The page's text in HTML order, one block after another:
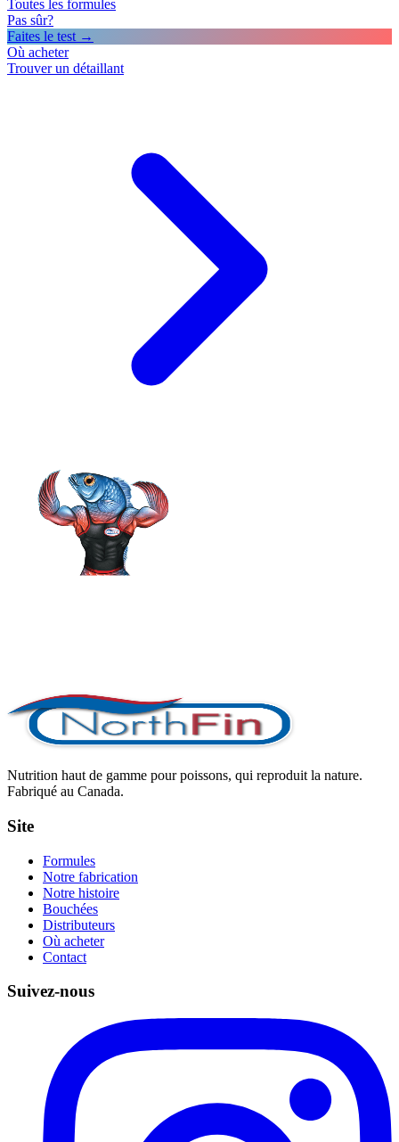
Toutes les formules
Pas sûr?
Faites le test →
Où acheter
Trouver un détaillant
Nutrition haut de gamme pour poissons, qui reproduit la nature.
Fabriqué au Canada.
Site
Formules
Notre fabrication
Notre histoire
Bouchées
Distributeurs
Où acheter
Contact
Suivez-nous